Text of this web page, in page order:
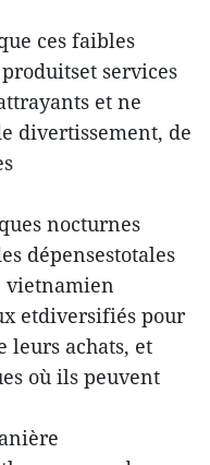
ces faibles
services
et ne
divertissement, de
nocturnes
dépensestotales
vietnamien
etdiversifiés pour
leurs achats, et
où ils peuvent